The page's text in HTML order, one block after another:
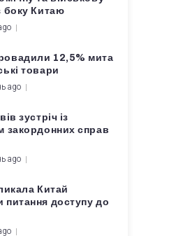
боку Китаю
12,5% мита
товари
ago
зустріч із
закордонних справ
ago
Китай
питання доступу до